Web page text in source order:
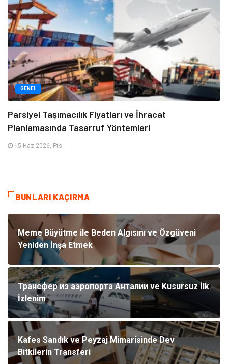
GENEL
Parsiyel Taşımacılık Fiyatları ve İhracat
Planlamasında Tasarruf Yöntemleri
15 Haz 2026, Pts
BUNLARI KAÇIRMA
Meme Büyütme ile Beden Algısını ve Özgüveni
Yeniden İnşa Etmek
Трансфер из аэропорта Анталии ve Kusursuz İlk
İzlenim
Kafes Sandık ve Peyzaj Mimarisinde Dev
Bitkilerin Transferi